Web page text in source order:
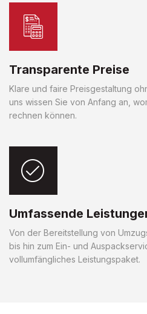
Transparente Preise
Klare und faire Preisgestaltung
uns wissen Sie von Anfang an,
rechnen können.
Umfassende
Von der Bereitstellung von
bis hin zum Ein- und
vollumfängliches Leistungspaket.